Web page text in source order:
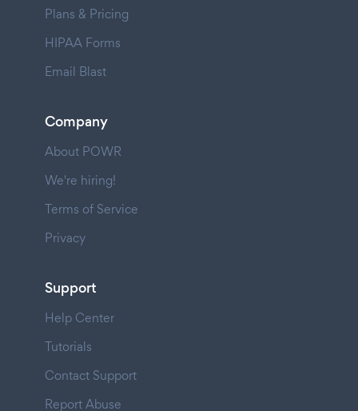
Plans & Pricing
HIPAA Forms
Email Blast
Company
About POWR
We're hiring!
Terms of Service
Privacy
Support
Help Center
Tutorials
Contact Support
Report Abuse